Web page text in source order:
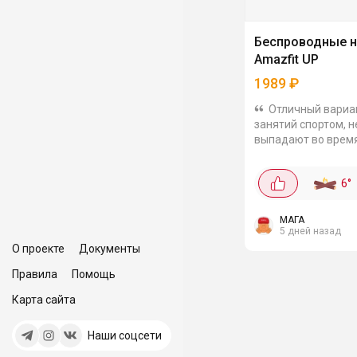
О проекте
Документы
Правила
Помощь
Карта сайта
Наши соцсети
Беспроводные
Amazfit UP
1989₽
Отличный
занятий спортом,
выпадают во
часами. Защита от
IP54, Bluetooth 5.3,
шумоподавление
6°
МАГА
5 дней назад